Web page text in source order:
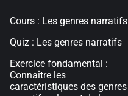
Cours : Les genres narratifs
Quiz : Les genres narratifs
Exercice fondamental :
Connaître les
caractéristiques des genres